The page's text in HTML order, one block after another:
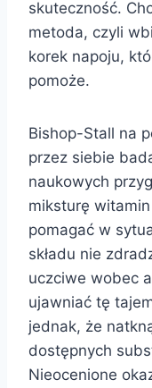
skuteczność.
metoda, czyli
korek napoju,
pomoże.
Bishop-Stall na
przez siebie
naukowych
miksturę
pomagać w
składu nie
uczciwe wobec
ujawniać tę
jednak, że
dostępnych
Nieocenione